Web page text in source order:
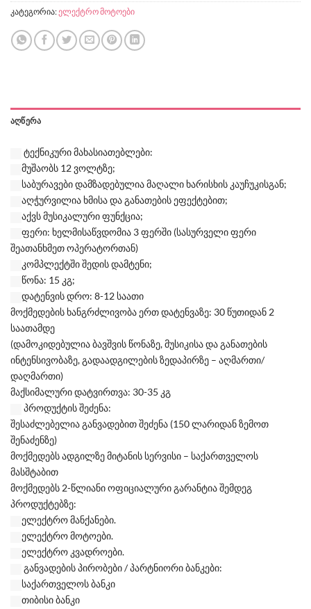
კატეგორია: ელექტრო მოტოები
ᲐᲦᲬᲔᲠᲐ
ტექნიკური მახასიათებლები:
მუშაობს 12 ვოლტზე;
საბურავები დამზადებულია მაღალი ხარისხის კაუჩუკისგან;
აღჭურვილია ხმისა და განათების ეფექტებით;
აქვს მუსიკალური ფუნქცია;
ფერი: ხელმისაწვდომია 3 ფერში (სასურველი ფერი
შეათანხმეთ ოპერატორთან)
კომპლექტში შედის დამტენი;
წონა: 15 კგ;
დატენვის დრო: 8-12 საათი
მოქმედების ხანგრძლივობა ერთ დატენვაზე: 30 წუთიდან 2
საათამდე
(დამოკიდებულია ბავშვის წონაზე, მუსიკისა და განათების
ინტენსივობაზე, გადაადგილების ზედაპირზე – აღმართი/
დაღმართი)
მაქსიმალური დატვირთვა: 30-35 კგ
პროდუქტის შეძენა:
შესაძლებელია განვადებით შეძენა (150 ლარიდან ზემოთ
შენაძენზე)
მოქმედებს ადგილზე მიტანის სერვისი – საქართველოს
მასშტაბით
მოქმედებს 2-წლიანი ოფიციალური გარანტია შემდეგ
პროდუქტებზე:
ელექტრო მანქანები.
ელექტრო მოტოები.
ელექტრო კვადროები.
განვადების პირობები / პარტნიორი ბანკები:
საქართველოს ბანკი
თიბისი ბანკი